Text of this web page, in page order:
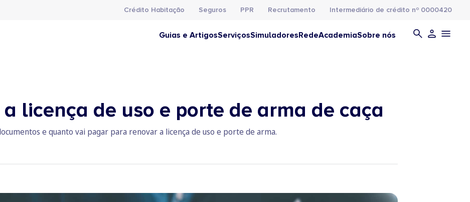
Crédito Habitação Seguros PPR Recrutamento Intermediário de crédito nº 0000420
Guias e ArtigosServiçosSimuladoresRedeAcademiaSobre nós
licença de uso e porte de arma de caça
e quanto vai pagar para renovar a licença de uso e porte de arma.